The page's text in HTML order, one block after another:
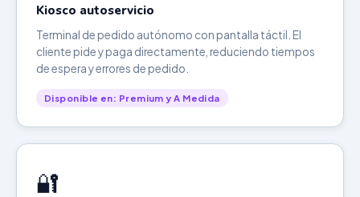
Kiosco autoservicio
Terminal de pedido autónomo con pantalla táctil. El
cliente pide y paga directamente, reduciendo tiempos
de espera y errores de pedido.
Disponible en: Premium y A Medida
🔐